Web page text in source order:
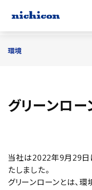
グリーンロー
当社は2022年9月29日
たしました。
グリーンローンとは、
環境